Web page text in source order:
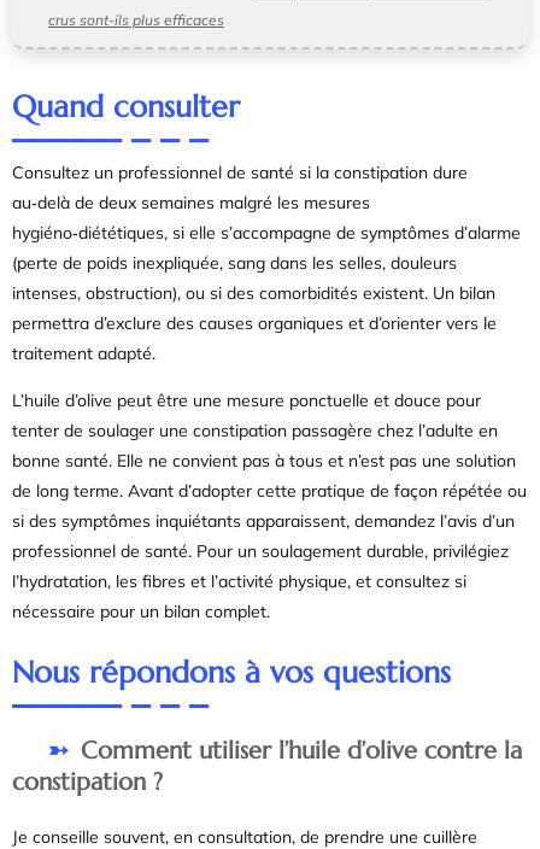
crus sont-ils plus efficaces
Quand consulter
Consultez un professionnel de santé si la constipation dure
au‑delà de deux semaines malgré les mesures
hygiéno‑diététiques, si elle s’accompagne de symptômes d’alarme
(perte de poids inexpliquée, sang dans les selles, douleurs
intenses, obstruction), ou si des comorbidités existent. Un bilan
permettra d’exclure des causes organiques et d’orienter vers le
traitement adapté.
L’huile d’olive peut être une mesure ponctuelle et douce pour
tenter de soulager une constipation passagère chez l’adulte en
bonne santé. Elle ne convient pas à tous et n’est pas une solution
de long terme. Avant d’adopter cette pratique de façon répétée ou
si des symptômes inquiétants apparaissent, demandez l’avis d’un
professionnel de santé. Pour un soulagement durable, privilégiez
l’hydratation, les fibres et l’activité physique, et consultez si
nécessaire pour un bilan complet.
Nous répondons à vos questions
Comment utiliser l’huile d’olive contre la
constipation ?
Je conseille souvent, en consultation, de prendre une cuillère